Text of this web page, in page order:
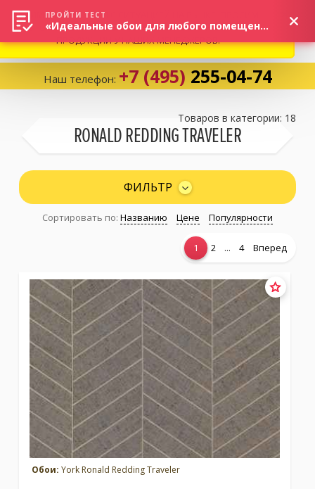
Избранное:0 товаров
Каталог
Личный кабинет
Москва (сменить город)
Заказать обратный звонок
Наш телефон: +7 (495) 255-04-74
RONALD REDDING TRAVELER
Товаров в категории: 18
ФИЛЬТР
Сортировать по: Названию Цене Популярности
1 2 ... 4 Вперед
Обои: York Ronald Redding Traveler
ВНИМАНИЕ! В СВЯЗИ С СИТУАЦИЕЙ НА РЫНКЕ, ПРОСИМ
УТОЧНЯТЬ АКТУАЛЬНУЮ СТОИМОСТЬ И НАЛИЧИЕ
ПРОДУКЦИИ У НАШИХ МЕНЕДЖЕРОВ.
ПРОЙТИ ТЕСТ
«Идеальные обои для любого помещения!»